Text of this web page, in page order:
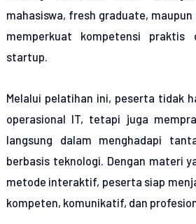
mahasiswa, fresh graduate,
memperkuat kompetensi
startup.
Melalui pelatihan ini, peserta tidak
operasional IT, tetapi juga
langsung dalam menghadapi
berbasis teknologi. Dengan materi
metode interaktif, peserta siap
kompeten, komunikatif, dan